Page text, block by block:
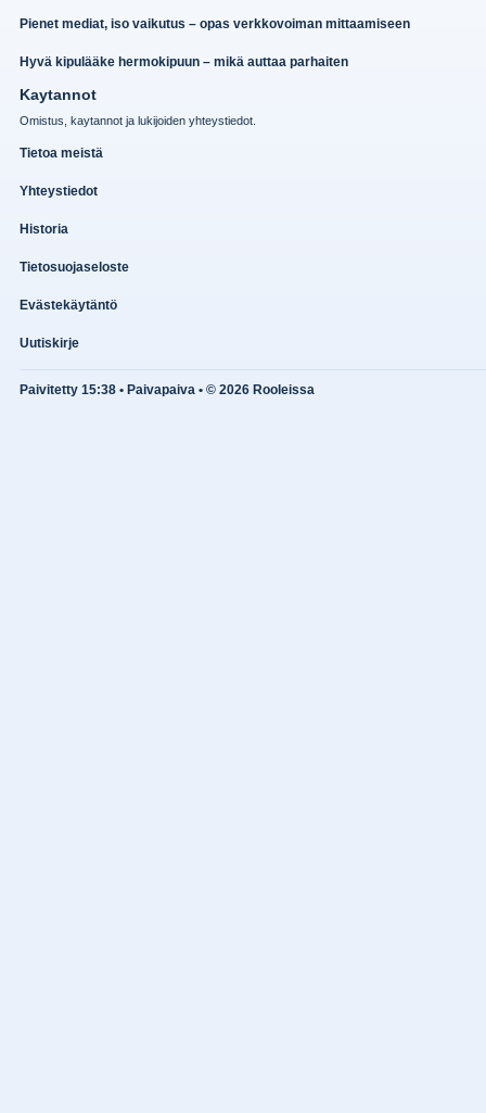
Pienet mediat, iso vaikutus – opas verkkovoiman mittaamiseen
Hyvä kipulääke hermokipuun – mikä auttaa parhaiten
Kaytannot
Omistus, kaytannot ja lukijoiden yhteystiedot.
Tietoa meistä
Yhteystiedot
Historia
Tietosuojaseloste
Evästekäytäntö
Uutiskirje
Paivitetty 15:38 • Paivapaiva • © 2026 Rooleissa